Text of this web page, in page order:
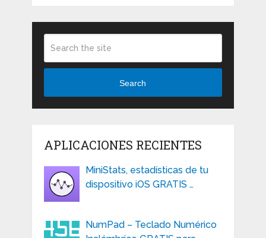
Search
APLICACIONES RECIENTES
MiniStats, estadísticas de tu
dispositivo iOS GRATIS …
NumPad – Teclado Numérico